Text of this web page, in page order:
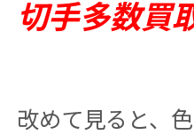
切手多数買
改めて見ると、